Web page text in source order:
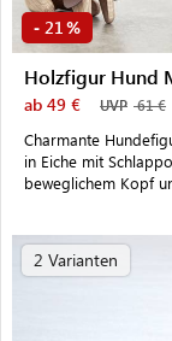
- 21 %
Holzfigur Hund
ab 49 € UVP 61 €
Charmante
in Eiche mit
beweglichem Kopf
2 Varianten